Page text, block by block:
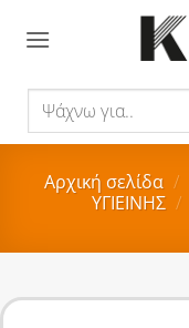
για..
Αρχική σελίδα /
ΥΓΙΕΙΝΗΣ /